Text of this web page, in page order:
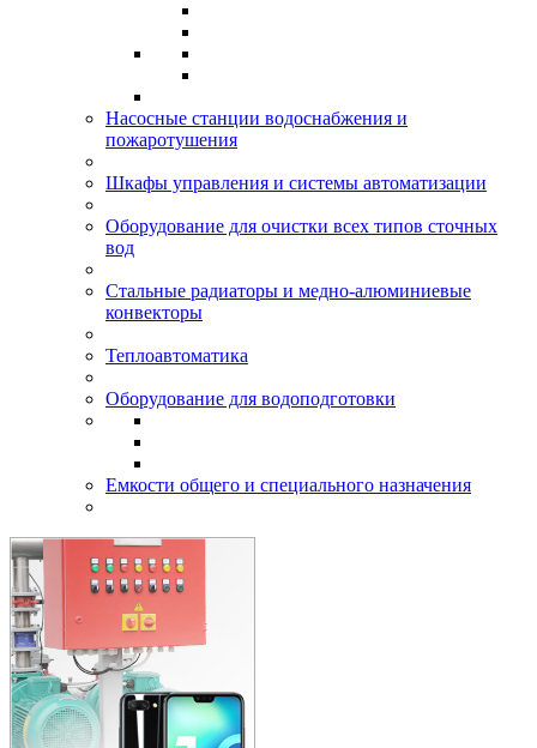
Насосные станции водоснабжения и
пожаротушения
Шкафы управления и системы автоматизации
Оборудование для очистки всех типов сточных
вод
Стальные радиаторы и медно-алюминиевые
конвекторы
Теплоавтоматика
Оборудование для водоподготовки
Емкости общего и специального назначения